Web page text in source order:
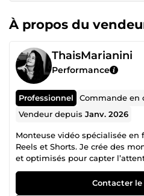
À propos du
ThaisMarianini
Performance
Professionnel Commande en
Vendeur depuisJanv. 2026
Monteuse vidéo spécialisée en
Reels et Shorts. Je crée des
et optimisés pour capter
rétention. Sérieuse, réactive et
Contacter